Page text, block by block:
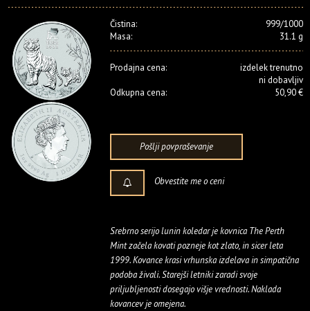
Čistina:
999/1000
Masa:
31.1 g
Prodajna cena:
izdelek trenutno
ni dobavljiv
Odkupna cena:
50,90 €
Pošlji povpraševanje
Obvestite me o ceni
Srebrno serijo lunin koledar je kovnica The Perth
Mint začela kovati pozneje kot zlato, in sicer leta
1999. Kovance krasi vrhunska izdelava in simpatična
podoba živali. Starejši letniki zaradi svoje
priljubljenosti dosegajo višje vrednosti. Naklada
kovancev je omejena.